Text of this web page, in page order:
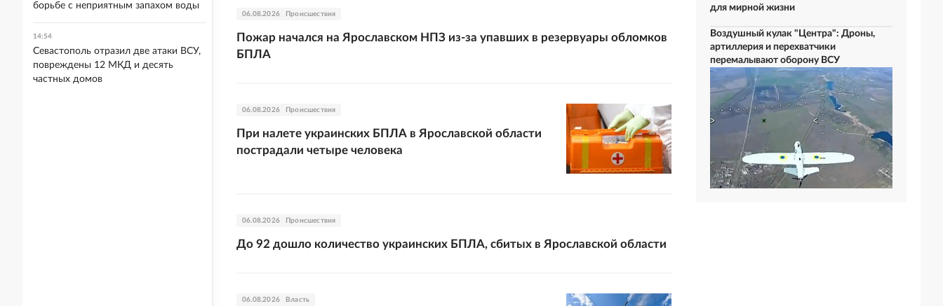
06.08.2026 Происшествия
Пожар начался на Ярославском НПЗ из-за упавших в резервуары обломков
БПЛА
06.08.2026 Происшествия
При налете украинских БПЛА в Ярославской области
пострадали четыре человека
06.08.2026 Происшествия
До 92 дошло количество украинских БПЛА, сбитых в Ярославской области
06.08.2026 Власть
для мирной жизни
Воздушный кулак "Центра": Дроны,
артиллерия и перехватчики
перемалывают оборону ВСУ
борьбе с неприятным запахом воды
14:54
Севастополь отразил две атаки ВСУ,
повреждены 12 МКД и десять
частных домов